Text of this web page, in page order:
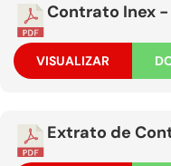
Contrato Inex
VISUALIZAR
Extrato de